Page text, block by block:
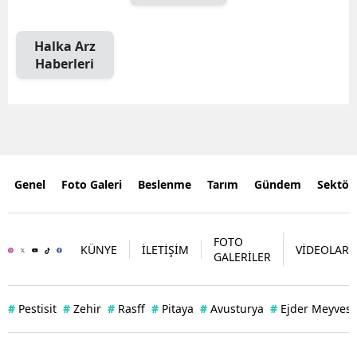
Halka Arz
Haberleri
Genel Foto Galeri Beslenme Tarım Gündem
KÜNYE İLETİŞİM
FOTO
GALERİLER
VİDEOLAR
# Pestisit # Zehir # Rasff # Pitaya # Avusturya # Ejder Meyvesi